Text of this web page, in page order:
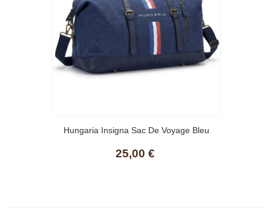
Hungaria Insigna Sac De Voyage Bleu
25,00 €